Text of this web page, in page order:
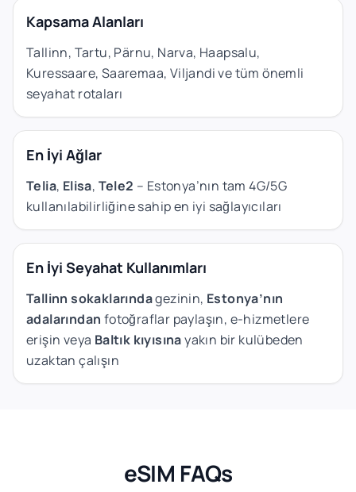
Kapsama Alanları
Tallinn, Tartu, Pärnu, Narva, Haapsalu,
Kuressaare, Saaremaa, Viljandi ve tüm önemli
seyahat rotaları
En İyi Ağlar
Telia, Elisa, Tele2 – Estonya’nın tam 4G/5G
kullanılabilirliğine sahip en iyi sağlayıcıları
En İyi Seyahat Kullanımları
Tallinn sokaklarındagezinin, Estonya’nın
adalarından fotoğraflar paylaşın, e-hizmetlere
erişin veya Baltık kıyısınayakın bir kulübeden
uzaktan çalışın
eSIM FAQs